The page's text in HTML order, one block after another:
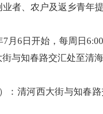
业者、农户及返乡青年
7月6日开始，每周日
与知春路交汇处至清
：清河西大街与知春